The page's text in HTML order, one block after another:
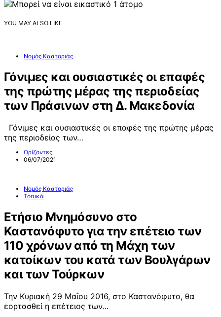
YOU MAY ALSO LIKE
Νομός Καστοριάς
Γόνιμες και ουσιαστικές οι επαφές
της πρώτης μέρας της περιοδείας
των Πράσινων στη Δ. Μακεδονία
Γόνιμες και ουσιαστικές οι επαφές της πρώτης μέρας
της περιοδείας των…
Ορίζοντες
06/07/2021
Νομός Καστοριάς
Τοπικά
Ετήσιο Μνημόσυνο στο
Καστανόφυτο για την επέτειο των
110 χρόνων από τη Μάχη των
κατοίκων του κατά των Βουλγάρων
και των Τούρκων
Την Κυριακή 29 Μαΐου 2016, στο Καστανόφυτο, θα
εορτασθεί η επέτειος των…